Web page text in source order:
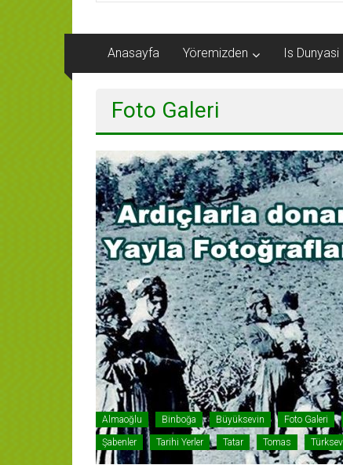
Anasayfa Yöremizden Is Dunyasi
Foto Galeri
Almaoğlu Binboğa Büyüksevin Foto Galeri
Şabenler Tarihi Yerler Tatar Tomas